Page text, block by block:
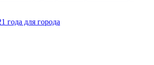
года для города